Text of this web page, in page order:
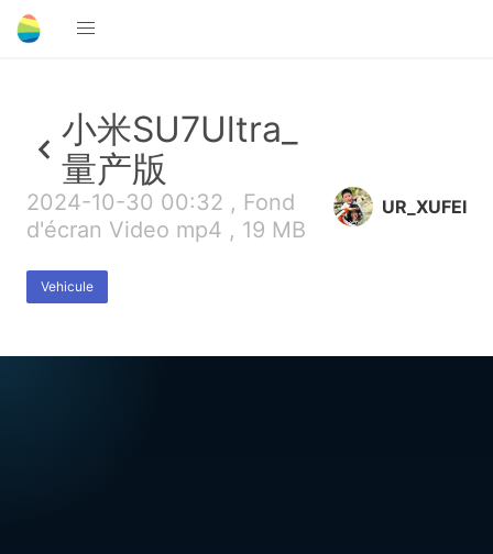
小米SU7Ultra_
量产版
2024-10-30 00:32 , Fond
d'écran Video mp4 , 19 MB
Vehicule
UR_XUFEI